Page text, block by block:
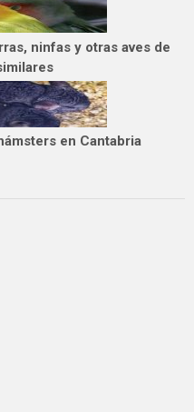
ninfas y otras aves de
en Cantabria